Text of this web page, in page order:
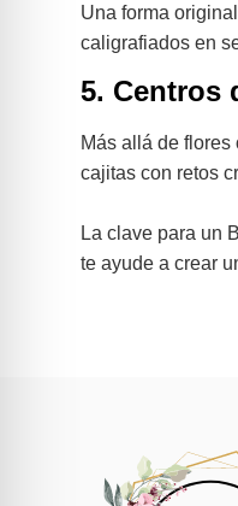
Una forma
caligrafiados en
5. Centros
Más allá de
cajitas con retos
La clave para un
te ayude a crear